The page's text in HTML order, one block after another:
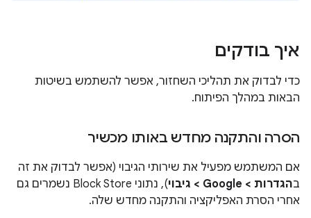
איך בודקים
כדי לבדוק את תהליכי השחזור, אפשר להשתמש בשיטות
הבאות במהלך הפיתוח.
הסרה והתקנה מחדש באותו מכשיר
אם המשתמש מפעיל את שירותי הגיבוי (אפשר לבדוק את זה
בהגדרות > Google > גיבוי
), נתוני Block Store נשמרים גם
אחרי הסרת האפליקציה והתקנה מחדש שלה.